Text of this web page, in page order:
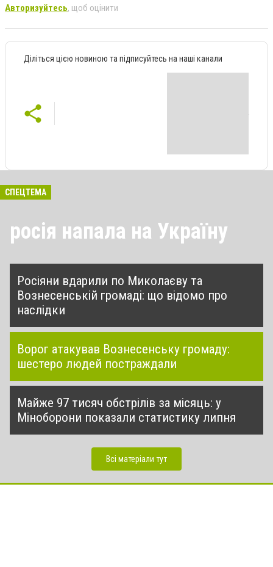
Авторизуйтесь, щоб оцінити
Діліться цією новиною та підписуйтесь на наші канали
СПЕЦТЕМА
росія напала на Україну
Росіяни вдарили по Миколаєву та
Вознесенській громаді: що відомо про
наслідки
Ворог атакував Вознесенську громаду:
шестеро людей постраждали
Майже 97 тисяч обстрілів за місяць: у
Міноборони показали статистику липня
Всі матеріали тут